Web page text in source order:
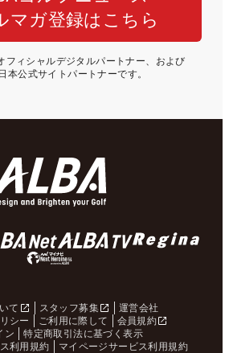
マガ登録はこちら
フィシャルデジタルパートナー、および
本公式サイトパートナーです。
て スタッフ募集
運営会社
シー
ご利用に際して
会員規約
ン
特定商取引法に基づく表示
利用規約
マイページサービス利用規約